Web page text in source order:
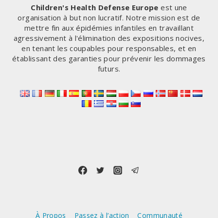
NE
DOIVENT
PLUS
ÊTRE
NOIRCIES
Children's Health Defense Europe est une
organisation à but non lucratif. Notre mission est de
mettre fin aux épidémies infantiles en travaillant
agressivement à l'élimination des expositions nocives,
en tenant les coupables pour responsables, et en
établissant des garanties pour prévenir les dommages
futurs.
À Propos Passez à l’action Communauté